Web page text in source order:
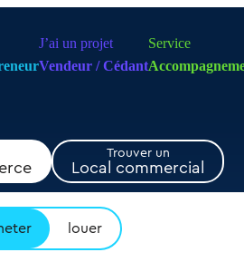
J’ai un projet
Vendeur / Cédant
Service
Trouver un
Local commercial
louer